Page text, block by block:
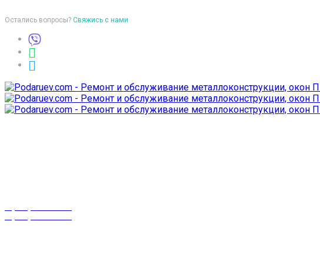
Остались вопросы? Свяжись с нами